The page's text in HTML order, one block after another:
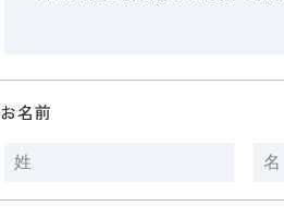
お名前